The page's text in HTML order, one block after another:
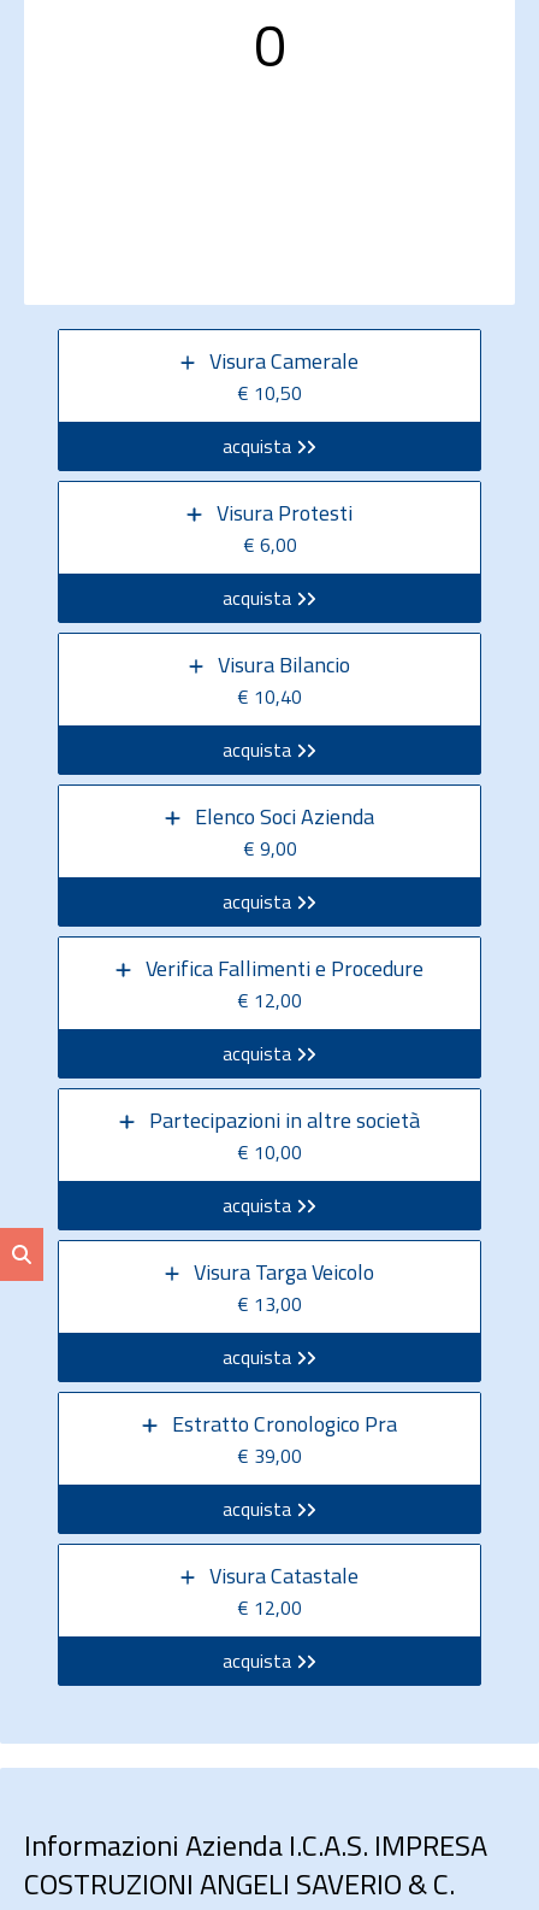
0
Visura Camerale
€ 10,50
acquista
Visura Protesti
€ 6,00
acquista
Visura Bilancio
€ 10,40
acquista
Elenco Soci Azienda
€ 9,00
acquista
Verifica Fallimenti e Procedure
€ 12,00
acquista
Partecipazioni in altre società
€ 10,00
acquista
Visura Targa Veicolo
€ 13,00
acquista
Estratto Cronologico Pra
€ 39,00
acquista
Visura Catastale
€ 12,00
acquista
Informazioni Azienda I.C.A.S. IMPRESA
COSTRUZIONI ANGELI SAVERIO & C.